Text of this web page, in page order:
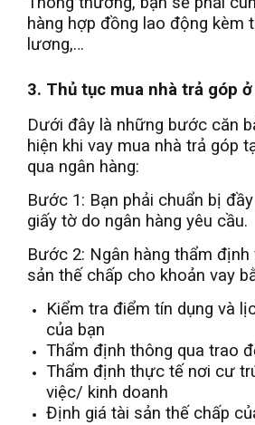
hàng hợp đồng lao động kèm
lương,…
3. Thủ tục mua nhà trả góp ở
Dưới đây là những bước căn
hiện khi vay mua nhà trả góp
qua ngân hàng:
Bước 1: Bạn phải chuẩn bị
giấy tờ do ngân hàng yêu cầu.
Bước 2: Ngân hàng thẩm định
sản thế chấp cho khoản vay
Kiểm tra điểm tín dụng và
của bạn
Thẩm định thông qua trao
Thẩm định thực tế nơi cư
việc/ kinh doanh
Định giá tài sản thế chấp